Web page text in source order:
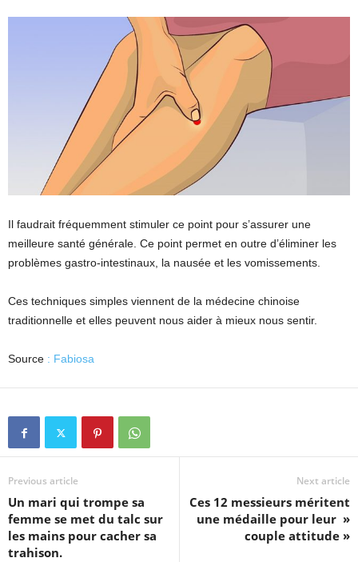
Il faudrait fréquemment stimuler ce point pour s’assurer une
meilleure santé générale. Ce point permet en outre d’éliminer les
problèmes gastro-intestinaux, la nausée et les vomissements.
Ces techniques simples viennent de la médecine chinoise
traditionnelle et elles peuvent nous aider à mieux nous sentir.
Source : Fabiosa
Previous article
Un mari qui trompe sa
femme se met du talc sur
les mains pour cacher sa
trahison.
Next article
Ces 12 messieurs méritent
une médaille pour leur »
couple attitude »